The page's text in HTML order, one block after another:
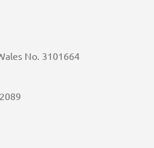
No. 3101664